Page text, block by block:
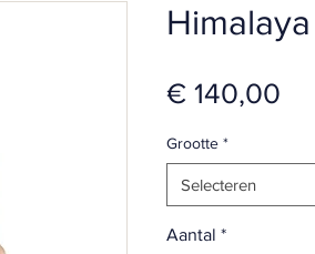
€ 140,00
Grootte *
Selecteren
Aantal *